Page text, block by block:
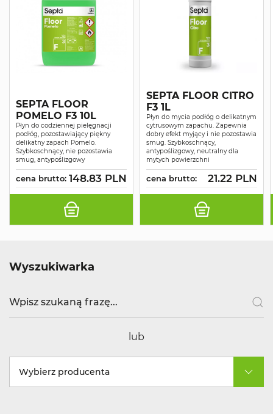
SEPTA FLOOR
POMELO F3 10L
Płyn do codziennej pielęgnacji
podłóg, pozostawiający piękny
delikatny zapach Pomelo.
Szybkoschnący, nie pozostawia
smug, antypoślizgowy
cena brutto: 148.83 PLN
SEPTA FLOOR CITRO
F3 1L
Płyn do mycia podłóg o delikatnym
cytrusowym zapachu. Zapewnia
dobry efekt myjący i nie pozostawia
smug. Szybkoschnący,
antypoślizgowy, neutralny dla
mytych powierzchni
cena brutto: 21.22 PLN
Wyszukiwarka
lub
Wybierz producenta